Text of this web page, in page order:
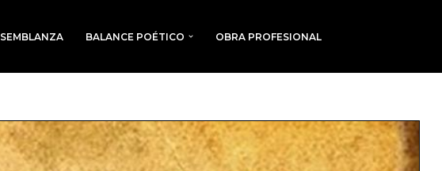
SEMBLANZA BALANCE POÉTICO OBRA PROFESIONAL